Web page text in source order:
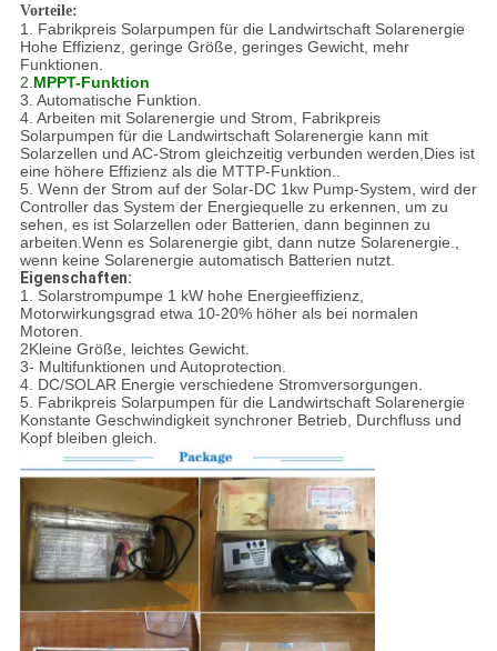
Vorteile:
1. Fabrikpreis Solarpumpen für die Landwirtschaft Solarenergie
Hohe Effizienz, geringe Größe, geringes Gewicht, mehr
Funktionen.
2. MPPT-Funktion
3. Automatische Funktion.
4. Arbeiten mit Solarenergie und Strom, Fabrikpreis
Solarpumpen für die Landwirtschaft Solarenergie kann mit
Solarzellen und AC-Strom gleichzeitig verbunden werden,Dies ist
eine höhere Effizienz als die MTTP-Funktion..
5. Wenn der Strom auf der Solar-DC 1kw Pump-System, wird der
Controller das System der Energiequelle zu erkennen, um zu
sehen, es ist Solarzellen oder Batterien, dann beginnen zu
arbeiten.Wenn es Solarenergie gibt, dann nutze Solarenergie.,
wenn keine Solarenergie automatisch Batterien nutzt.
Eigenschaften:
1. Solarstrompumpe 1 kW hohe Energieeffizienz,
Motorwirkungsgrad etwa 10-20% höher als bei normalen
Motoren.
2Kleine Größe, leichtes Gewicht.
3- Multifunktionen und Autoprotection.
4. DC/SOLAR Energie verschiedene Stromversorgungen.
5. Fabrikpreis Solarpumpen für die Landwirtschaft Solarenergie
Konstante Geschwindigkeit synchroner Betrieb, Durchfluss und
Kopf bleiben gleich.